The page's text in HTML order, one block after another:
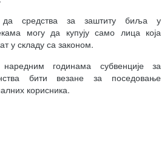
да средства за заштиту биља у
могу да купују само лица која
у складу са законом.
годинама субвенције за
бити везане за поседовање
корисника.